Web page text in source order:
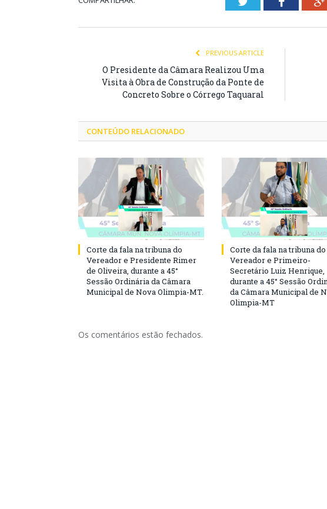
PREVIOUS ARTICLE
O Presidente da Câmara Realizou Uma
Visita à Obra de Construção da Ponte de
Concreto Sobre o Córrego Taquaral
CONTEÚDO RELACIONADO
Corte da fala na tribuna do
Vereador e Presidente Rimer
de Oliveira, durante a 45°
Sessão Ordinária da Câmara
Municipal de Nova Olimpia-MT.
Corte da fala na tribuna do
Vereador e Primeiro-
Secretário Luiz Henrique,
durante a 45° Sessão
da Câmara Municipal de
Olimpia-MT
Os comentários estão fechados.